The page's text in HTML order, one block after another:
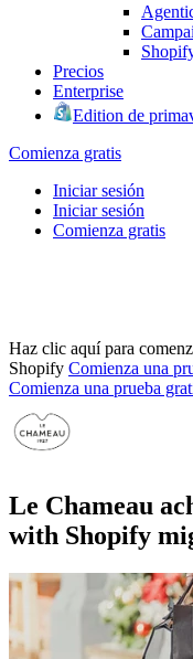
Precios
Enterprise
Edition de
Comienza gratis
Iniciar sesión
Iniciar sesión
Comienza gratis
Haz clic aquí para
Shopify Comienza una
Comienza una prueba
Le Chameau
with Shopify